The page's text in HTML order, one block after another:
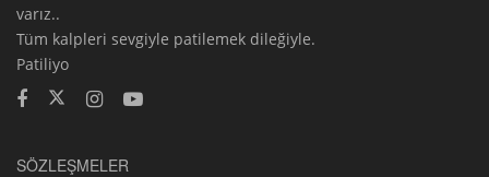
varız..
Tüm kalpleri sevgiyle patilemek dileğiyle.
Patiliyo
SÖZLEŞMELER